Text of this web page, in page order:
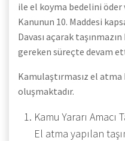
ile el koyma bedelini öder
Kanunun 10. Maddesi
Davası açarak
gereken süreçte devam
Kamulaştırmasız el
oluşmaktadır.
Kamu Yararı Amacı
El atma yapılan